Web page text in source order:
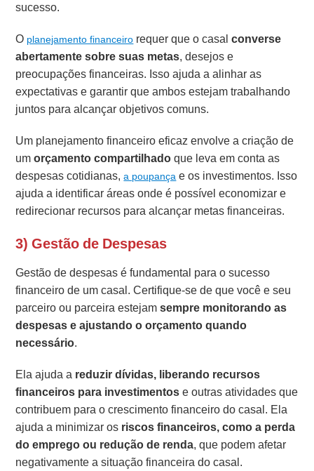
sucesso.
O planejamento financeiro requer que o casalconverse
abertamente sobre suas metas, desejos e
preocupações financeiras. Isso ajuda a alinhar as
expectativas e garantir que ambos estejam trabalhando
juntos para alcançar objetivos comuns.
Um planejamento financeiro eficaz envolve a criação de
umorçamento compartilhadoque leva em conta as
despesas cotidianas,a poupança e os investimentos. Isso
ajuda a identificar áreas onde é possível economizar e
redirecionar recursos para alcançar metas financeiras.
3) Gestão de Despesas
Gestão de despesas é fundamental para o sucesso
financeiro de um casal. Certifique-se de que você e seu
parceiro ou parceira estejamsempre monitorando as
despesas e ajustando o orçamento quando
necessário.
Ela ajuda a reduzir dívidas, liberando recursos
financeiros para investimentose outras atividades que
contribuem para o crescimento financeiro do casal. Ela
ajuda a minimizar os riscos financeiros, como a perda
do emprego ou redução de renda, que podem afetar
negativamente a situação financeira do casal.